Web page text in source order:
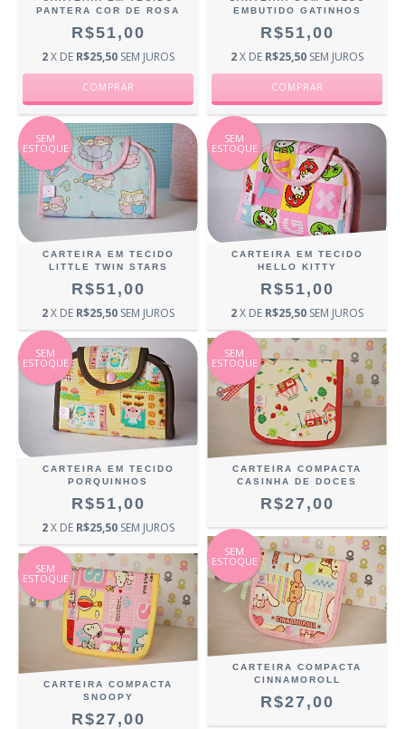
PANTERA COR DE ROSA
R$51,00
2X DE R$25,50 SEM JUROS
EMBUTIDO GATINHOS
R$51,00
2X DE R$25,50 SEM JUROS
SEM
ESTOQUE
CARTEIRA EM TECIDO
LITTLE TWIN STARS
R$51,00
2X DE R$25,50 SEM JUROS
SEM
ESTOQUE
CARTEIRA EM TECIDO
HELLO KITTY
R$51,00
2X DE R$25,50 SEM JUROS
SEM
ESTOQUE
CARTEIRA EM TECIDO
PORQUINHOS
R$51,00
2X DE R$25,50 SEM JUROS
SEM
ESTOQUE
CARTEIRA COMPACTA
CASINHA DE DOCES
R$27,00
SEM
ESTOQUE
CARTEIRA COMPACTA
SNOOPY
R$27,00
SEM
ESTOQUE
CARTEIRA COMPACTA
CINNAMOROLL
R$27,00